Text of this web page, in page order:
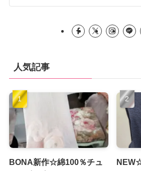
人気記事
BONA新作☆綿100％チュ